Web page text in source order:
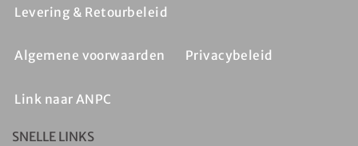
Levering & Retourbeleid
Algemene voorwaarden Privacybeleid
Link naar ANPC
SNELLE LINKS